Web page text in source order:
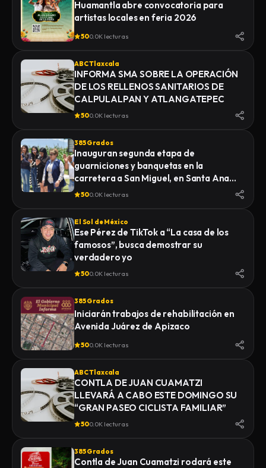
Huamantla abre convocatoria para
artistas locales en feria 2026
500.0K lecturas
ABC Tlaxcala
INFORMA SMA SOBRE LA OPERACIÓN
DE LOS RELLENOS SANITARIOS DE
CALPULALPAN Y ATLANGATEPEC
500.0K lecturas
385 Grados
Inauguran segunda etapa de
guarniciones y banquetas en la
carretera a San Miguel, en Santa Ana
Nopalucan
500.0K lecturas
El Sol de México
Ese Pérez de TikTok a “La casa de los
famosos”, busca demostrar su
verdadero yo
500.0K lecturas
385 Grados
Iniciarán trabajos de rehabilitación en
Avenida Juárez de Apizaco
500.0K lecturas
ABC Tlaxcala
CONTLA DE JUAN CUAMATZI
LLEVARÁ A CABO ESTE DOMINGO SU
“GRAN PASEO CICLISTA FAMILIAR”
500.0K lecturas
385 Grados
Contla de Juan Cuamatzi rodará este